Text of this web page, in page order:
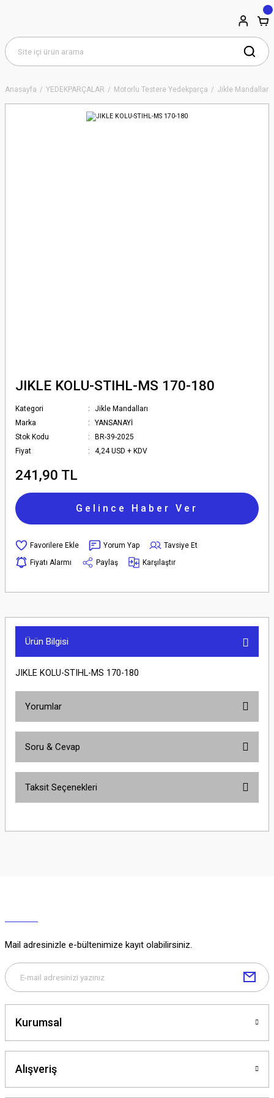
Anasayfa YEDEKPARÇALAR Motorlu Testere Yedekparça Jikle Mandalları
JIKLE KOLU-STIHL-MS 170-180
Kategori
Jikle Mandalları
Marka
YANSANAYİ
Stok Kodu
BR-39-2025
Fiyat
4,24 USD + KDV
241,90 TL
Gelince Haber Ver
Yorum Yap
Tavsiye Et
Fiyatı Alarmı
Paylaş Karşılaştır
Ürün Bilgisi
JIKLE KOLU-STIHL-MS 170-180
Yorumlar
Soru & Cevap
Soru Sor
Taksit Seçenekleri
Mail adresinizle e-bültenimize kayıt olabilirsiniz.
Kurumsal
Alışveriş